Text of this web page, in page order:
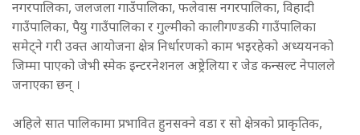
नगरपालिका, जलजला गाउँपालिका, फलेवास नगरपालिका, विहादी
गाउँपालिका, पैयु गाउँपालिका र गुल्मीको कालीगण्डकी गाउँपालिका
समेट्ने गरी उक्त आयोजना क्षेत्र निर्धारणको काम भइरहेको अध्ययनको
जिम्मा पाएको जेभी स्मेक इन्टरनेशनल अष्ट्रेलिया र जेड कन्सल्ट नेपालले
जनाएका छन् ।
अहिले सात पालिकामा प्रभावित हुनसक्ने वडा र सो क्षेत्रको प्राकृतिक,